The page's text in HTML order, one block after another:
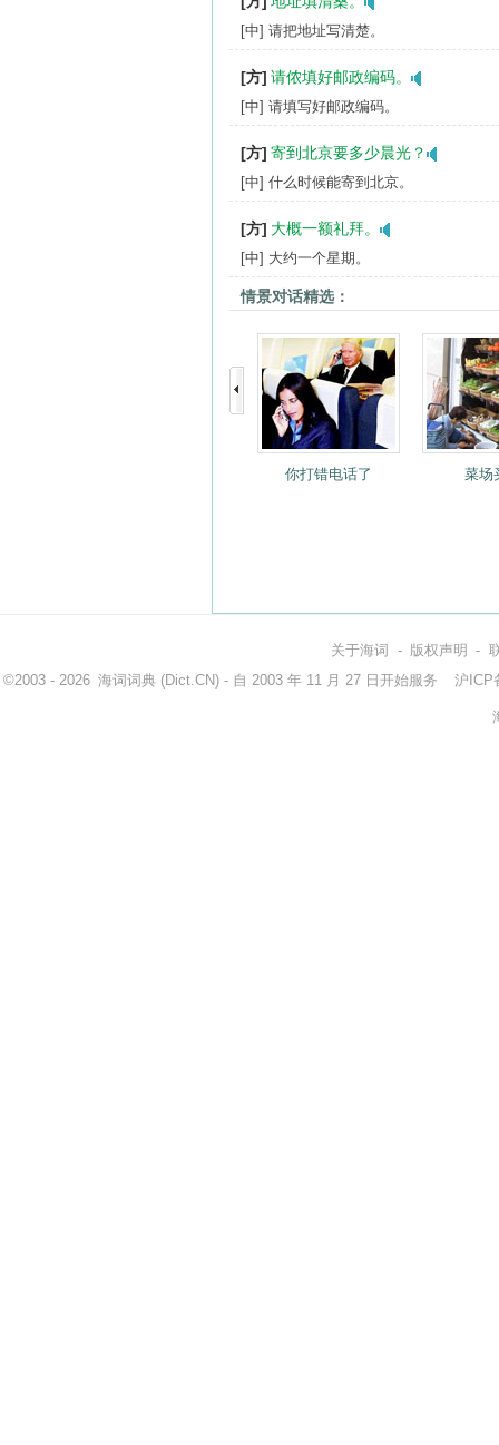
[中] 请把地址写清楚。
[方] 请侬填好邮政编码。
[中] 请填写好邮政编码。
[方] 寄到北京要多少晨光？
[中] 什么时候能寄到北京。
[方] 大概一额礼拜。
[中] 大约一个星期。
情景对话精选：
你打错电话了 菜场
关于海词 - 版权声明 -
©2003 - 2026 海词词典 (Dict.CN) - 自 2003 年 11 月 27 日开始服务 沪ICP